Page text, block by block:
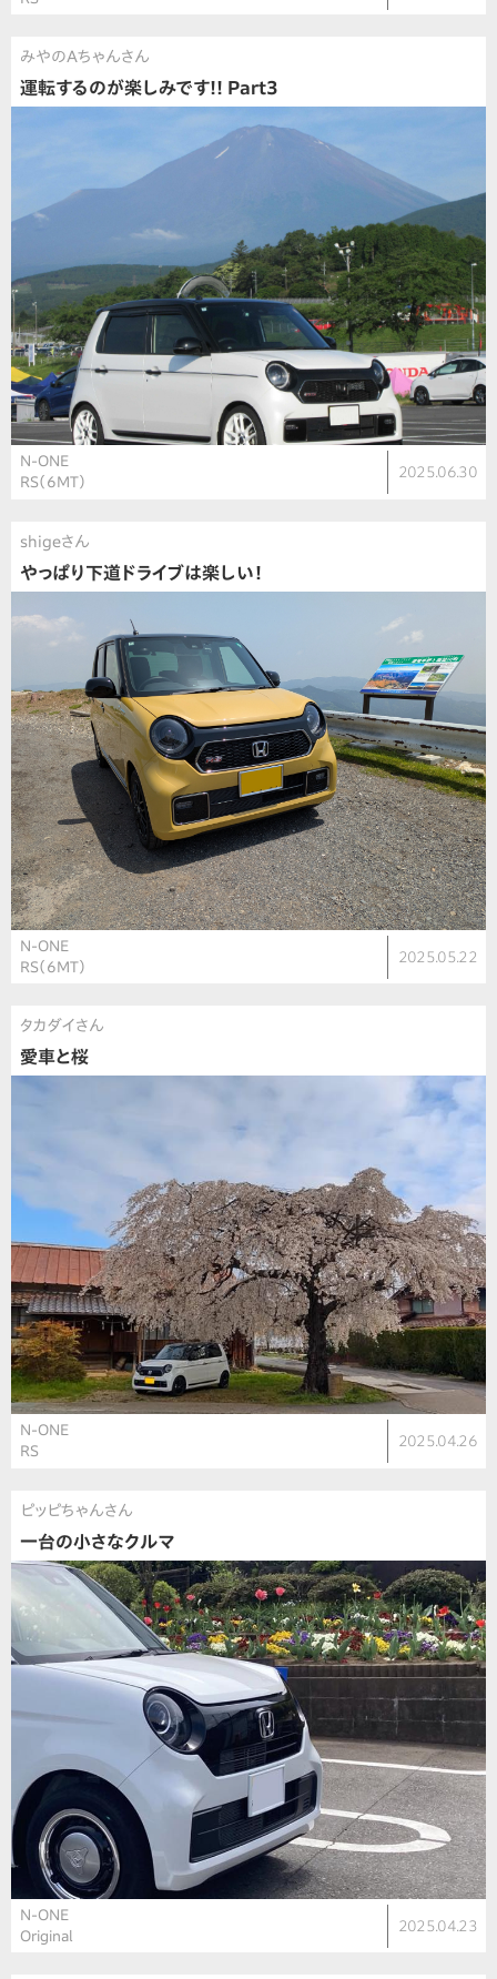
みやのAちゃんさん
運転するのが楽しみです!! Part3
N-ONE
RS（6MT）
2025.06.30
shigeさん
やっぱり下道ドライブは楽しい！
N-ONE
RS（6MT）
2025.05.22
タカダイさん
愛車と桜
N-ONE
RS
2025.04.26
ピッピちゃんさん
一台の小さなクルマ
N-ONE
Original
2025.04.23